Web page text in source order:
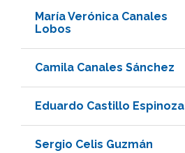
María Verónica Canales
Lobos
Camila Canales Sánchez
Eduardo Castillo Espinoza
Sergio Celis Guzmán